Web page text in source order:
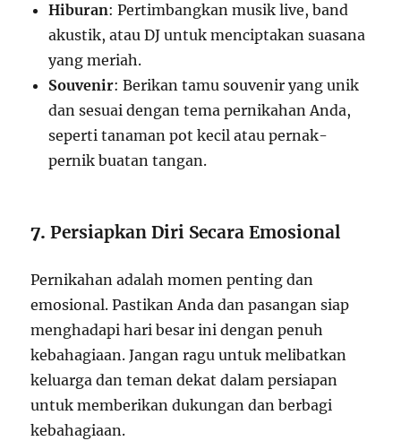
Hiburan: Pertimbangkan musik live, band
akustik, atau DJ untuk menciptakan suasana
yang meriah.
Souvenir: Berikan tamu souvenir yang unik
dan sesuai dengan tema pernikahan Anda,
seperti tanaman pot kecil atau pernak-
pernik buatan tangan.
7.Persiapkan Diri Secara Emosional
Pernikahan adalah momen penting dan
emosional. Pastikan Anda dan pasangan siap
menghadapi hari besar ini dengan penuh
kebahagiaan. Jangan ragu untuk melibatkan
keluarga dan teman dekat dalam persiapan
untuk memberikan dukungan dan berbagi
kebahagiaan.